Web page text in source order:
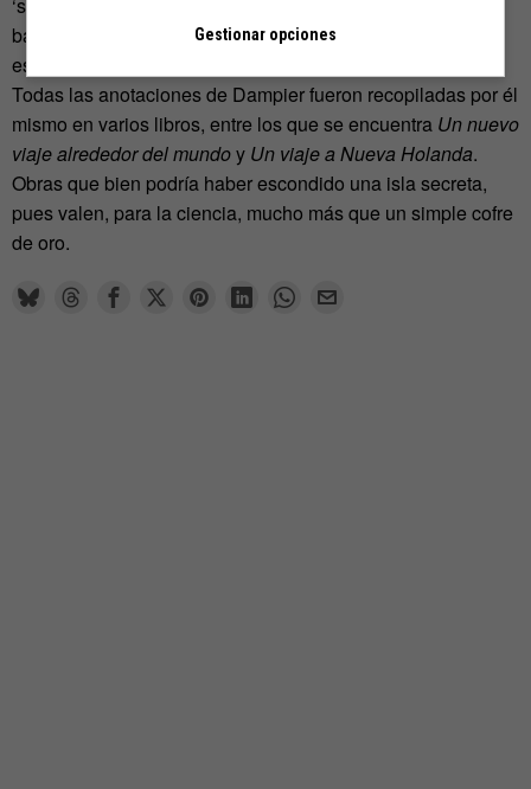
basa en las descripciones de los aborígenes australianos
escritas por el corsario .
Todas las anotaciones de Dampier fueron recopiladas por él
mismo en varios libros, entre los que se encuentra Un nuevo
viaje alrededor del mundoy Un viaje a Nueva Holanda.
Obras que bien podría haber escondido una isla secreta,
pues valen, para la ciencia, mucho más que un simple cofre
de oro.
Gestionar opciones